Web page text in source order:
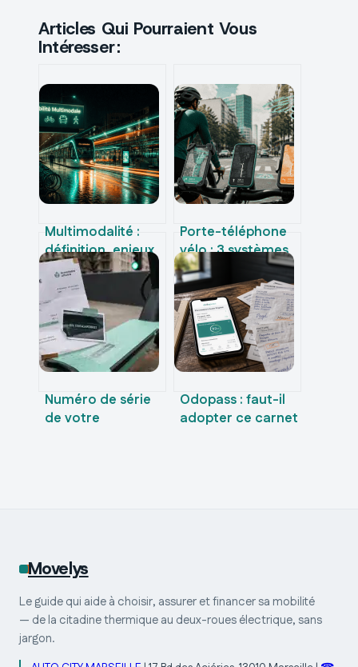
Articles Qui Pourraient Vous
Intéresser :
Multimodalité :
définition, enjeux
et 3 différences
clés avec
l’intermodalité
Porte-téléphone
vélo : 3 systèmes
de fixation pour
sécuriser votre
smartphone
Numéro de série
de votre
Odopass : faut-il
adopter ce carnet
Movelys
Le guide qui aide à choisir, assurer et financer sa mobilité
— de la citadine thermique au deux-roues électrique, sans
jargon.